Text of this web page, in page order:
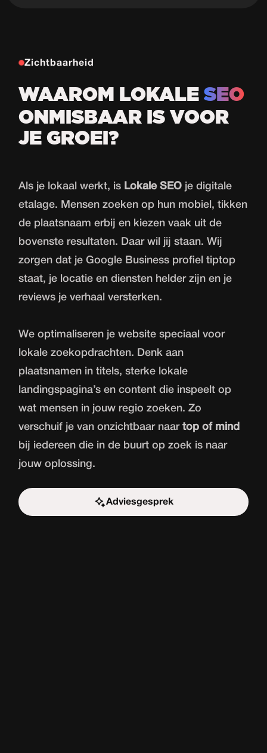
Zichtbaarheid
WAAROM LOKALESEO
ONMISBAAR IS VOOR
JE GROEI?
Als je lokaal werkt, is Lokale SEO je digitale
etalage. Mensen zoeken op hun mobiel, tikken
de plaatsnaam erbij en kiezen vaak uit de
bovenste resultaten. Daar wil jij staan. Wij
zorgen dat je Google Business profiel tiptop
staat, je locatie en diensten helder zijn en je
reviews je verhaal versterken.
We optimaliseren je website speciaal voor
lokale zoekopdrachten. Denk aan
plaatsnamen in titels, sterke lokale
landingspagina’s en content die inspeelt op
wat mensen in jouw regio zoeken. Zo
verschuif je van onzichtbaar naartop of mind
bij iedereen die in de buurt op zoek is naar
jouw oplossing.
Adviesgesprek
Start de uitdaging